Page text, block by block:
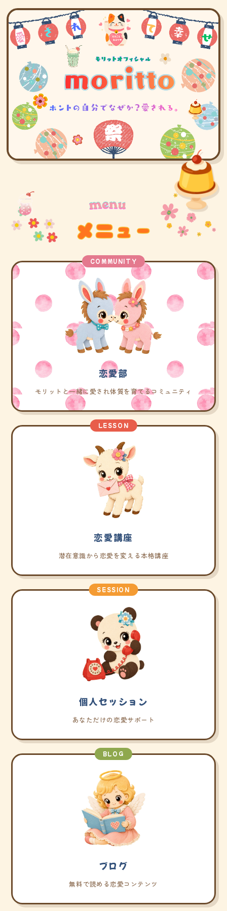
COMMUNITY
恋愛部
モリットと一緒に愛され体質を育てるコミュニティ
LESSON
恋愛講座
潜在意識から恋愛を変える本格講座
SESSION
個人セッション
あなただけの恋愛サポート
BLOG
ブログ
無料で読める恋愛コンテンツ